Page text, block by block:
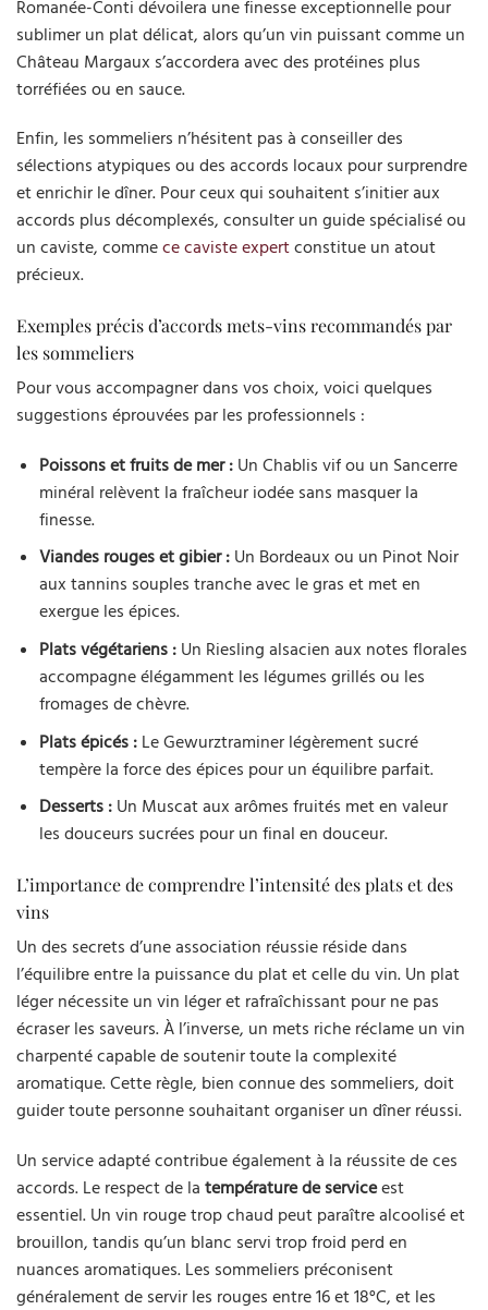
Romanée-Conti dévoilera une finesse exceptionnelle pour
sublimer un plat délicat, alors qu’un vin puissant comme un
Château Margaux s’accordera avec des protéines plus
torréfiées ou en sauce.
Enfin, les sommeliers n’hésitent pas à conseiller des
sélections atypiques ou des accords locaux pour surprendre
et enrichir le dîner. Pour ceux qui souhaitent s’initier aux
accords plus décomplexés, consulter un guide spécialisé ou
un caviste, commece caviste expertconstitue un atout
précieux.
Exemples précis d’accords mets-vins recommandés par
les sommeliers
Pour vous accompagner dans vos choix, voici quelques
suggestions éprouvées par les professionnels :
Poissons et fruits de mer :Un Chablis vif ou un Sancerre
minéral relèvent la fraîcheur iodée sans masquer la
finesse.
Viandes rouges et gibier :Un Bordeaux ou un Pinot Noir
aux tannins souples tranche avec le gras et met en
exergue les épices.
Plats végétariens :Un Riesling alsacien aux notes florales
accompagne élégamment les légumes grillés ou les
fromages de chèvre.
Plats épicés :Le Gewurztraminer légèrement sucré
tempère la force des épices pour un équilibre parfait.
Desserts :Un Muscat aux arômes fruités met en valeur
les douceurs sucrées pour un final en douceur.
L’importance de comprendre l’intensité des plats et des
vins
Un des secrets d’une association réussie réside dans
l’équilibre entre la puissance du plat et celle du vin. Un plat
léger nécessite un vin léger et rafraîchissant pour ne pas
écraser les saveurs. À l’inverse, un mets riche réclame un vin
charpenté capable de soutenir toute la complexité
aromatique. Cette règle, bien connue des sommeliers, doit
guider toute personne souhaitant organiser un dîner réussi.
Un service adapté contribue également à la réussite de ces
accords. Le respect de la température de serviceest
essentiel. Un vin rouge trop chaud peut paraître alcoolisé et
brouillon, tandis qu’un blanc servi trop froid perd en
nuances aromatiques. Les sommeliers préconisent
généralement de servir les rouges entre 16 et 18°C, et les